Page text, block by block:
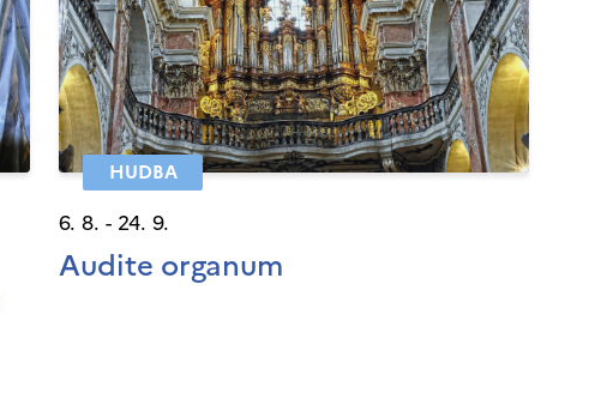
HUDBA
6. 8. - 24. 9.
Audite organum